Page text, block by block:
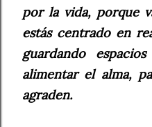
por la vida, porque
estás centrado en
guardando
alimentar el alma,
agraden.